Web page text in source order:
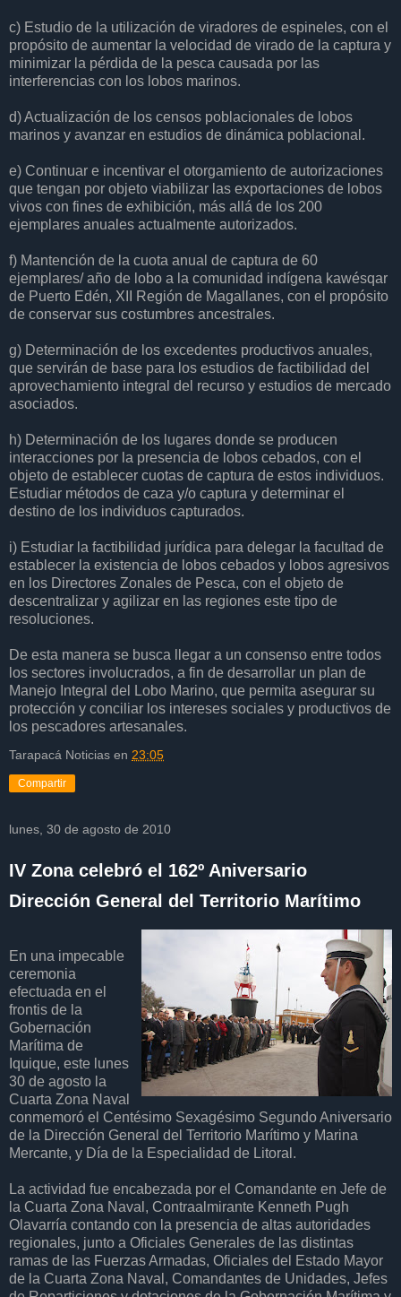
c) Estudio de la utilización de viradores de espineles, con el
propósito de aumentar la velocidad de virado de la captura y
minimizar la pérdida de la pesca causada por las
interferencias con los lobos marinos.
d) Actualización de los censos poblacionales de lobos
marinos y avanzar en estudios de dinámica poblacional.
e) Continuar e incentivar el otorgamiento de autorizaciones
que tengan por objeto viabilizar las exportaciones de lobos
vivos con fines de exhibición, más allá de los 200
ejemplares anuales actualmente autorizados.
f) Mantención de la cuota anual de captura de 60
ejemplares/ año de lobo a la comunidad indígena kawésqar
de Puerto Edén, XII Región de Magallanes, con el propósito
de conservar sus costumbres ancestrales.
g) Determinación de los excedentes productivos anuales,
que servirán de base para los estudios de factibilidad del
aprovechamiento integral del recurso y estudios de mercado
asociados.
h) Determinación de los lugares donde se producen
interacciones por la presencia de lobos cebados, con el
objeto de establecer cuotas de captura de estos individuos.
Estudiar métodos de caza y/o captura y determinar el
destino de los individuos capturados.
i) Estudiar la factibilidad jurídica para delegar la facultad de
establecer la existencia de lobos cebados y lobos agresivos
en los Directores Zonales de Pesca, con el objeto de
descentralizar y agilizar en las regiones este tipo de
resoluciones.
De esta manera se busca llegar a un consenso entre todos
los sectores involucrados, a fin de desarrollar un plan de
Manejo Integral del Lobo Marino, que permita asegurar su
protección y conciliar los intereses sociales y productivos de
los pescadores artesanales.
Tarapacá Noticias en 23:05
Compartir
lunes, 30 de agosto de 2010
IV Zona celebró el 162º Aniversario
Dirección General del Territorio Marítimo
En una impecable
ceremonia
efectuada en el
frontis de la
Gobernación
Marítima de
Iquique, este lunes
30 de agosto la
Cuarta Zona Naval
conmemoró el Centésimo Sexagésimo Segundo Aniversario
de la Dirección General del Territorio Marítimo y Marina
Mercante, y Día de la Especialidad de Litoral.
La actividad fue encabezada por el Comandante en Jefe de
la Cuarta Zona Naval, Contraalmirante Kenneth Pugh
Olavarría contando con la presencia de altas autoridades
regionales, junto a Oficiales Generales de las distintas
ramas de las Fuerzas Armadas, Oficiales del Estado Mayor
de la Cuarta Zona Naval, Comandantes de Unidades, Jefes